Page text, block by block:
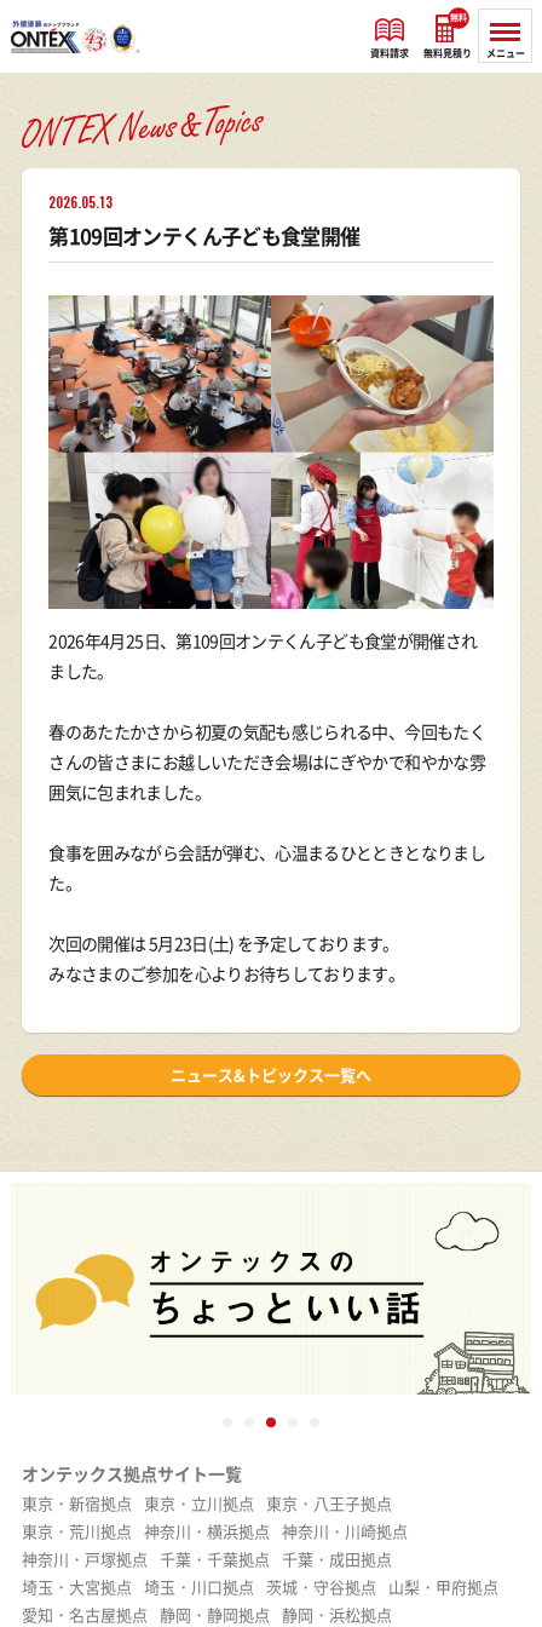
資料請求 無料見積り
無料
メニュー
2026.05.13
第109回オンテくん子ども食堂開催
2026年4月25日、第109回オンテくん子ども食堂が開催され
ました。
春のあたたかさから初夏の気配も感じられる中、今回もたく
さんの皆さまにお越しいただき会場はにぎやかで和やかな雰
囲気に包まれました。
食事を囲みながら会話が弾む、心温まるひとときとなりまし
た。
次回の開催は 5月23日(土) を予定しております。
みなさまのご参加を心よりお待ちしております。
ニュース&トピックス一覧へ
オンテックス拠点サイト一覧
東京・新宿拠点 東京・立川拠点
東京・八王子拠点
東京・荒川拠点 神奈川・横浜拠点 神奈川・川崎拠点
神奈川・戸塚拠点
千葉・千葉拠点
千葉・成田拠点
埼玉・大宮拠点 埼玉・川口拠点 茨城・守谷拠点
山梨・甲府拠点
愛知・名古屋拠点 静岡・静岡拠点 静岡・浜松拠点